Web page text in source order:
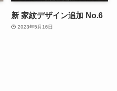
新 家紋デザイン追加 No.6
2023年5月16日